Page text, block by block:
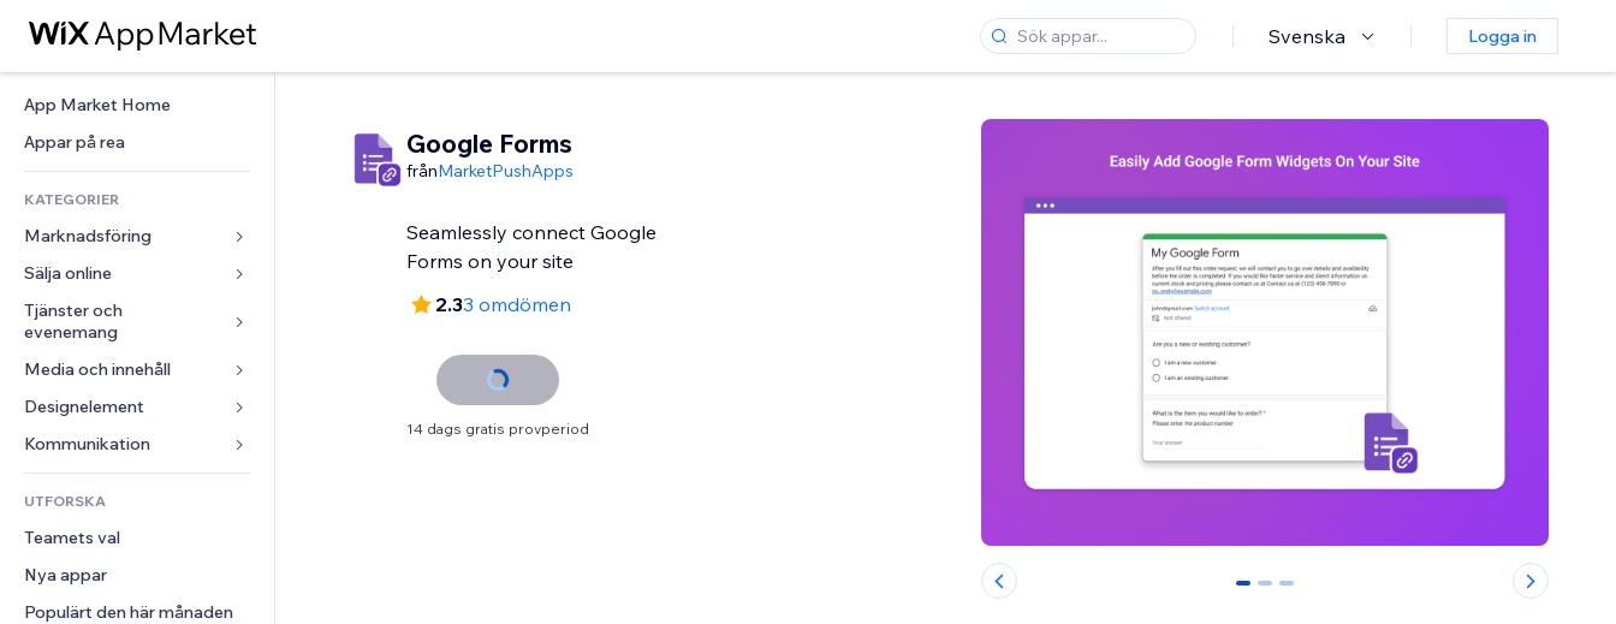
Svenska Logga in
App Market Home
Appar på rea
KATEGORIER
Marknadsföring
Annonser
Mobil
Statistik
Sociala medier
SEO
Interaktioner
Listningar
E-post
Konvertering
Sälja online
Appar för butiker
Frakt och leverans
Sälj-knappar
Onlinekurser
Beställtryck
Redovisning
Kuponger och lojalitet
Lagerlösningar
Dropshipping
Priser och abonnemang
Tjänster och
evenemang
Hotell
Evenemang
Restauranger
Fastigheter
Bokningar
Media och innehåll
Galleri
Musik
Podcasts
Fotografering
Video
PDF
Fildelning
Designelement
Kartor och navigering
Integritet och säkerhet
Klocka
Sidmallar
Bildeffekter
Knappar och menyer
Formulär
Undersökningar
Chatt
Kommentarer
UTFORSKA
Teamets val
Nya appar
Populärt den här månaden
Google Forms
frånMarketPushApps
Seamlessly connect Google
Forms on your site
2.33 omdömen
14 dags gratis provperiod
0 1 2